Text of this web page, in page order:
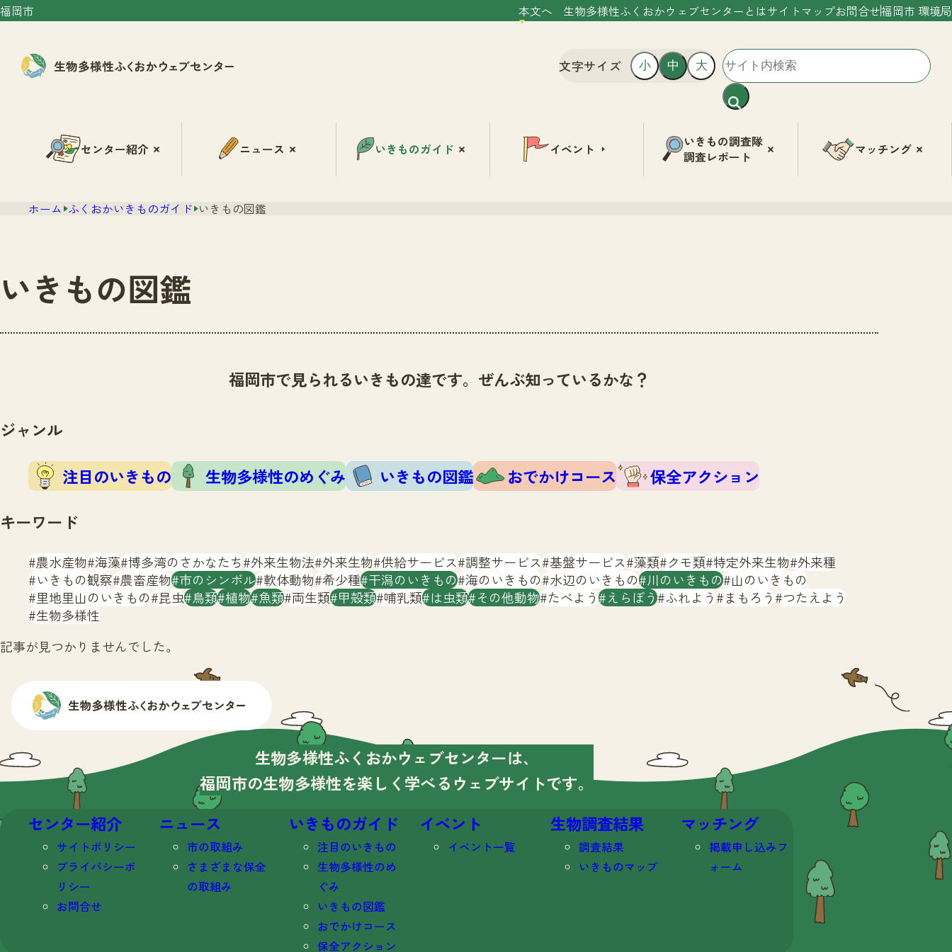
福岡市 本文へ 生物多様性ふくおかウェブセンターとはサイトマップお問合せ福岡市 環境局
文字サイズ 小 中 大
センター紹介 ニュース いきものガイド イベント
いきもの調査隊
調査レポート
マッチング
ホーム ふくおかいきものガイド いきもの図鑑
いきもの図鑑
福岡市で見られるいきもの達です。ぜんぶ知っているかな？
ジャンル
注目のいきもの 生物多様性のめぐみ いきもの図鑑 おでかけコース
保全アクション
キーワード
農水産物 海藻 博多湾のさかなたち 外来生物法 外来生物 供給サービス 調整サービス 基盤サービス 藻類 クモ類 特定外来生物 外来種
いきもの観察 農畜産物 市のシンボル 軟体動物 希少種 干潟のいきもの 海のいきもの 水辺のいきもの 川のいきもの 山のいきもの
里地里山のいきもの 昆虫 鳥類 植物 魚類 両生類 甲殻類 哺乳類 は虫類 その他動物 たべよう えらぼう ふれよう まもろう つたえよう
生物多様性
記事が見つかりませんでした。
生物多様性ふくおかウェブセンターは、
福岡市の生物多様性を楽しく学べる ウェブサイトです。
センター紹介
サイトポリシー
プライバシーポ
リシー
お問合せ
ニュース
市の取組み
さまざまな保全
の取組み
いきものガイド
注目のいきもの
生物多様性のめ
ぐみ
いきもの図鑑
おでかけコース
保全アクション
イベント
イベント一覧
生物調査結果
調査結果
いきものマップ
マッチング
掲載申し込みフ
ォーム